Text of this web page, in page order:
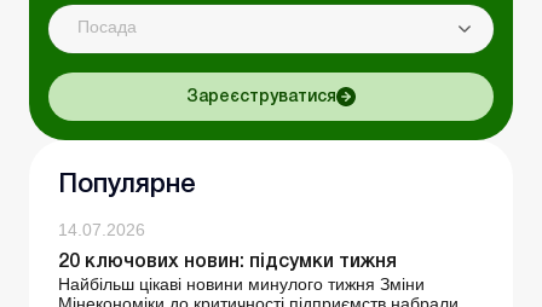
Посада
Зареєструватися
Популярне
14.07.2026
20 ключових новин: підсумки тижня
Найбільш цікаві новини минулого тижня Зміни